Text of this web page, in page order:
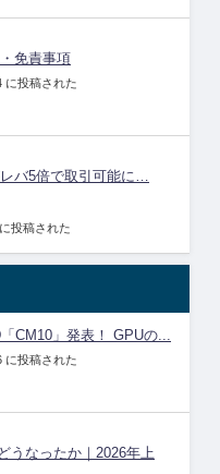
免責事項
に投稿された
レバ5倍で取引可能に…
投稿された
CM10」発表！ GPUの...
に投稿された
うなったか｜2026年上